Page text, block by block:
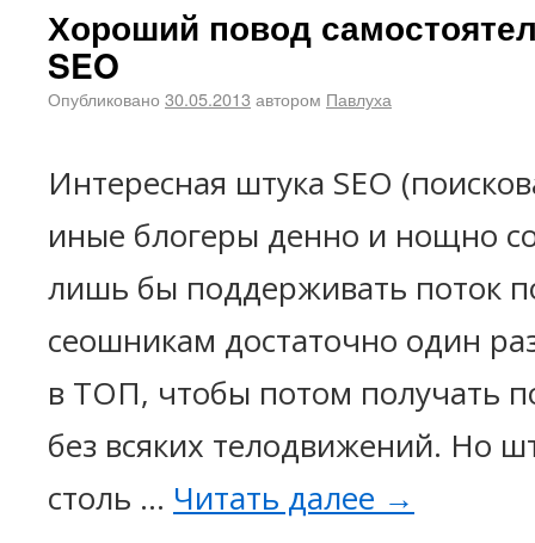
Хороший повод
SEO
Опубликовано 30.05.2013 автором Павлуха
Интересная штука SEO
иные блогеры денно и нощно
лишь бы поддерживать поток
сеошникам достаточно один
в ТОП, чтобы потом получать
без всяких телодвижений. Но
столь … Читать далее →